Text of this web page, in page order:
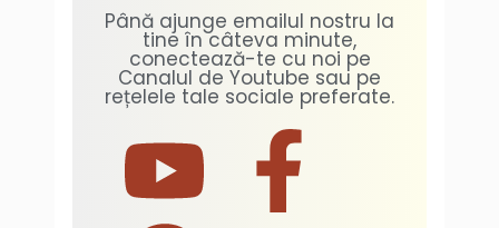
Până ajunge emailul nostru la
tine în câteva minute,
conectează-te cu noi pe
Canalul de Youtube sau pe
rețelele tale sociale preferate.
Y
F
G
T
L